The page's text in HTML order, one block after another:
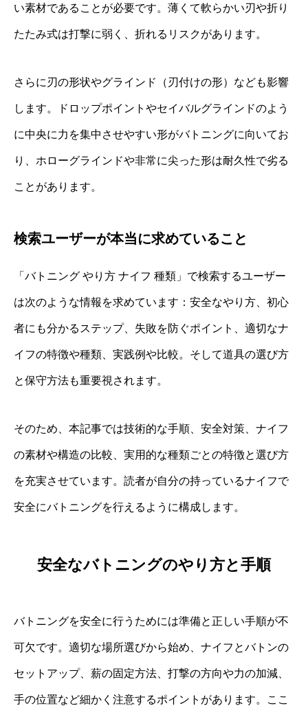
い素材であることが必要です。薄くて軟らかい刃や折り
たたみ式は打撃に弱く、折れるリスクがあります。
さらに刃の形状やグラインド（刃付けの形）なども影響
します。ドロップポイントやセイバルグラインドのよう
に中央に力を集中させやすい形がバトニングに向いてお
り、ホローグラインドや非常に尖った形は耐久性で劣る
ことがあります。
検索ユーザーが本当に求めていること
「バトニング やり方 ナイフ 種類」で検索するユーザー
は次のような情報を求めています：安全なやり方、初心
者にも分かるステップ、失敗を防ぐポイント、適切なナ
イフの特徴や種類、実践例や比較。そして道具の選び方
と保守方法も重要視されます。
そのため、本記事では技術的な手順、安全対策、ナイフ
の素材や構造の比較、実用的な種類ごとの特徴と選び方
を充実させています。読者が自分の持っているナイフで
安全にバトニングを行えるように構成します。
安全なバトニングのやり方と手順
バトニングを安全に行うためには準備と正しい手順が不
可欠です。適切な場所選びから始め、ナイフとバトンの
セットアップ、薪の固定方法、打撃の方向や力の加減、
手の位置など細かく注意するポイントがあります。ここ